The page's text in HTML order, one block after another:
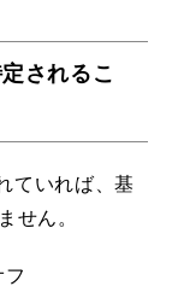
されるこ
ていれば、基
せん。